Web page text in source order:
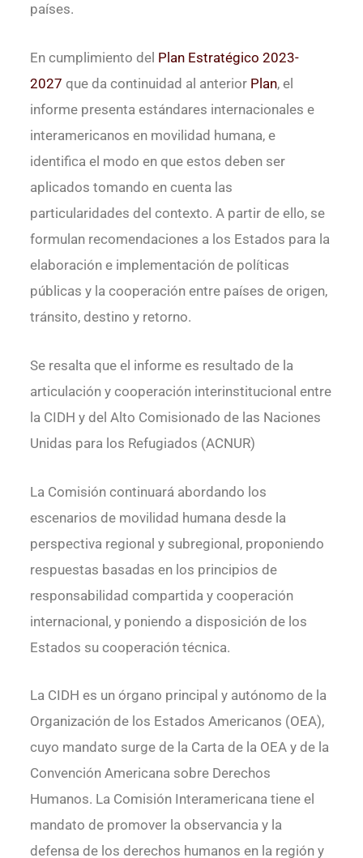
países.
En cumplimiento del Plan Estratégico 2023-
2027 que da continuidad al anterior Plan, el
informe presenta estándares internacionales e
interamericanos en movilidad humana, e
identifica el modo en que estos deben ser
aplicados tomando en cuenta las
particularidades del contexto. A partir de ello, se
formulan recomendaciones a los Estados para la
elaboración e implementación de políticas
públicas y la cooperación entre países de origen,
tránsito, destino y retorno.
Se resalta que el informe es resultado de la
articulación y cooperación interinstitucional entre
la CIDH y del Alto Comisionado de las Naciones
Unidas para los Refugiados (ACNUR)
La Comisión continuará abordando los
escenarios de movilidad humana desde la
perspectiva regional y subregional, proponiendo
respuestas basadas en los principios de
responsabilidad compartida y cooperación
internacional, y poniendo a disposición de los
Estados su cooperación técnica.
La CIDH es un órgano principal y autónomo de la
Organización de los Estados Americanos (OEA),
cuyo mandato surge de la Carta de la OEA y de la
Convención Americana sobre Derechos
Humanos. La Comisión Interamericana tiene el
mandato de promover la observancia y la
defensa de los derechos humanos en la región y